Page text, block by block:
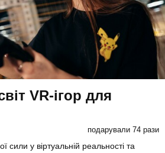
VR-ігор для
подарували 74 рази
сили у віртуальній реальності та